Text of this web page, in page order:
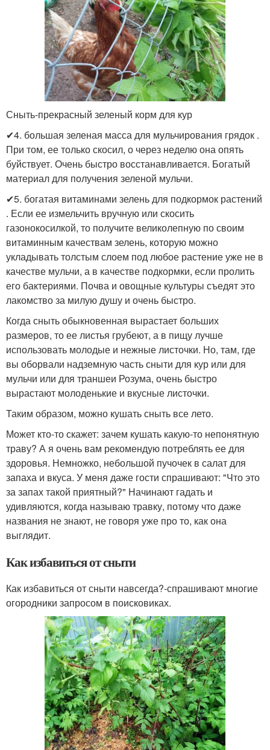
Сныть-прекрасный зеленый корм для кур
✔4. большая зеленая масса для мульчирования грядок .
При том, ее только скосил, о через неделю она опять
буйствует. Очень быстро восстанавливается. Богатый
материал для получения зеленой мульчи.
✔5. богатая витаминами зелень для подкормок растений
. Если ее измельчить вручную или скосить
газонокосилкой, то получите великолепную по своим
витаминным качествам зелень, которую можно
укладывать толстым слоем под любое растение уже не в
качестве мульчи, а в качестве подкормки, если пролить
его бактериями. Почва и овощные культуры съедят это
лакомство за милую душу и очень быстро.
Когда сныть обыкновенная вырастает больших
размеров, то ее листья грубеют, а в пищу лучше
использовать молодые и нежные листочки. Но, там, где
вы оборвали надземную часть сныти для кур или для
мульчи или для траншеи Розума, очень быстро
вырастают молоденькие и вкусные листочки.
Таким образом, можно кушать сныть все лето.
Может кто-то скажет: зачем кушать какую-то непонятную
траву? А я очень вам рекомендую потреблять ее для
здоровья. Немножко, небольшой пучочек в салат для
запаха и вкуса. У меня даже гости спрашивают: "Что это
за запах такой приятный?" Начинают гадать и
удивляются, когда называю травку, потому что даже
названия не знают, не говоря уже про то, как она
выглядит.
Как избавиться от сныти
Как избавиться от сныти навсегда?-спрашивают многие
огородники запросом в поисковиках.